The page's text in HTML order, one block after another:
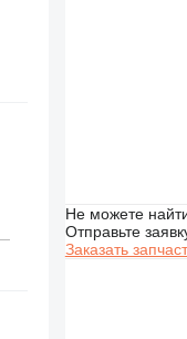
Не можете
Отправьте
Заказать